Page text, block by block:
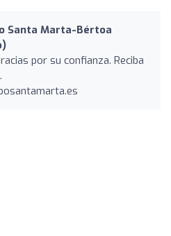
Santa Marta-Bértoa
por su confianza. Reciba